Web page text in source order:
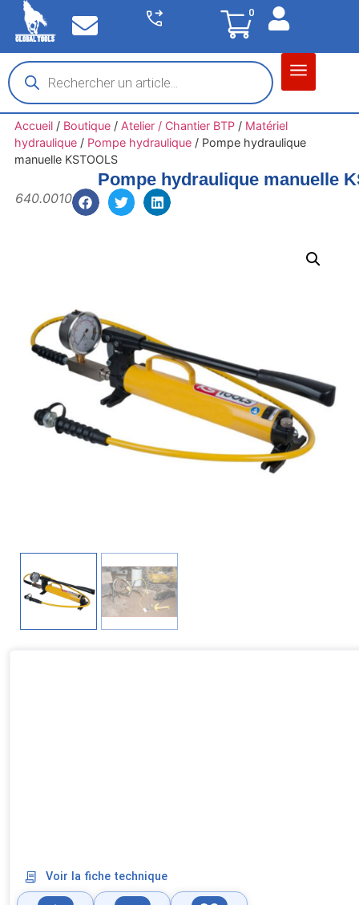
0
Accueil/ Boutique/ Atelier / Chantier BTP/ Matériel
hydraulique/ Pompe hydraulique/ Pompe hydraulique
manuelle KSTOOLS
Pompe hydraulique manuelle
640.0010
Voir la fiche technique